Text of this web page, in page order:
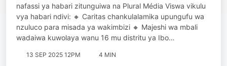
nafassi ya habari zitunguiwa na Plural Média Viswa vikulu
vya habari ndivi: 🔸 Caritas chankulalamika upungufu wa
nzuluco para misada ya wakimbizi 🔸 Majeshi wa mbali
wadaiwa kuwolaya wanu 16 mu distritu ya Ibo…
13 SEP 2025 12PM 4 MIN